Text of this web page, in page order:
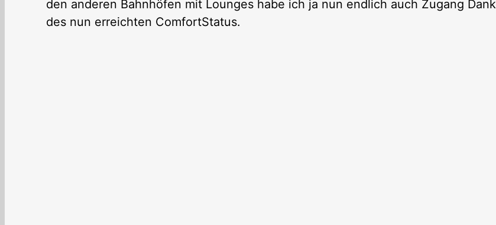
den anderen Bahnhöfen mit Lounges habe ich ja nun endlich auch Zugang Dank
des nun erreichten ComfortStatus.